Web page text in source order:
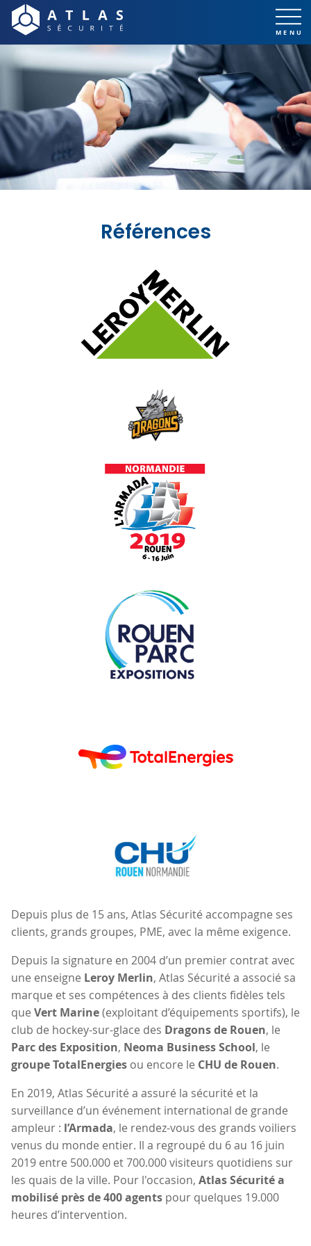
Références
Depuis plus de 15 ans, Atlas Sécurité accompagne ses
clients, grands groupes, PME, avec la même exigence.
Depuis la signature en 2004 d’un premier contrat avec
une enseigne Leroy Merlin, Atlas Sécurité a associé sa
marque et ses compétences à des clients fidèles tels
que Vert Marine(exploitant d’équipements sportifs), le
club de hockey-sur-glace des Dragons de Rouen, le
Parc des Exposition, Neoma Business School, le
groupe TotalEnergies ou encore le CHU de Rouen.
En 2019, Atlas Sécurité a assuré la sécurité et la
surveillance d’un événement international de grande
ampleur : l’Armada, le rendez-vous des grands voiliers
venus du monde entier. Il a regroupé du 6 au 16 juin
2019 entre 500.000 et 700.000 visiteurs quotidiens sur
les quais de la ville. Pour l'occasion, Atlas Sécurité a
mobilisé près de 400 agents pour quelques 19.000
heures d’intervention.